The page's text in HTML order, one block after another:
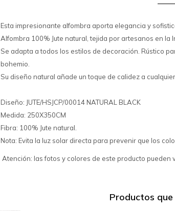
Esta impresionante alfombra aporta elegancia y
Alfombra 100% Jute natural, tejida por artesanos en la
Se adapta a todos los estilos de decoración. Rústico
bohemio.
Su diseño natural añade un toque de calidez a
Diseño: JUTE/HSJCP/00014 NATURAL BLACK
Medida: 250X350CM
Fibra: 100% Jute natural.
Nota: Evita la luz solar directa para prevenir que los
Atención: las fotos y colores de este producto pueden
Productos